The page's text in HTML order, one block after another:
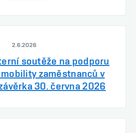
2.6.2026
soutěže na podporu
zaměstnanců v
30. června 2026